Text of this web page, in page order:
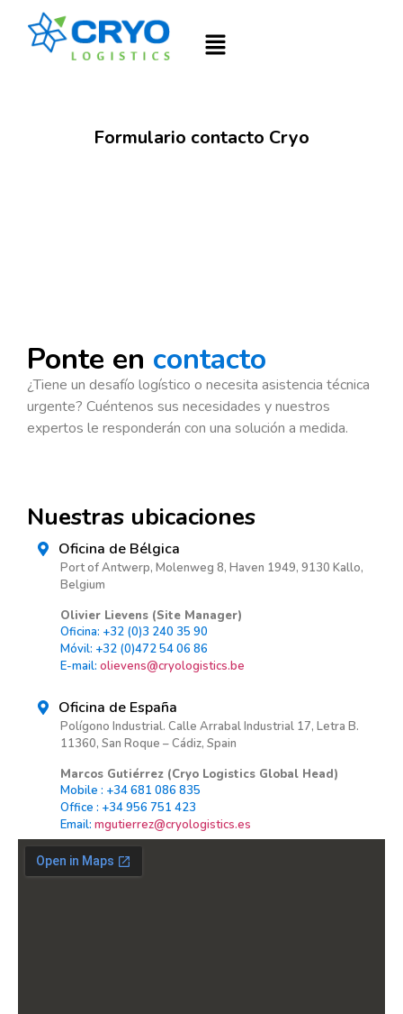
Formulario contacto Cryo
Nuestras ubicaciones
Oficina de Bélgica
Port of Antwerp, Molenweg 8, Haven 1949, 9130 Kallo,
Belgium
Olivier Lievens (Site Manager)
Oficina: +32 (0)3 240 35 90
Móvil: +32 (0)472 54 06 86
E-mail: olievens@cryologistics.be
Oficina de España
Polígono Industrial. Calle Arrabal Industrial 17, Letra B.
11360, San Roque – Cádiz, Spain
Marcos Gutiérrez (Cryo Logistics Global Head)
Mobile : +34 681 086 835
Office : +34 956 751 423
Email: mgutierrez@cryologistics.es
Ponte en contacto
¿Tiene un desafío logístico o necesita asistencia técnica
urgente? Cuéntenos sus necesidades y nuestros
expertos le responderán con una solución a medida.